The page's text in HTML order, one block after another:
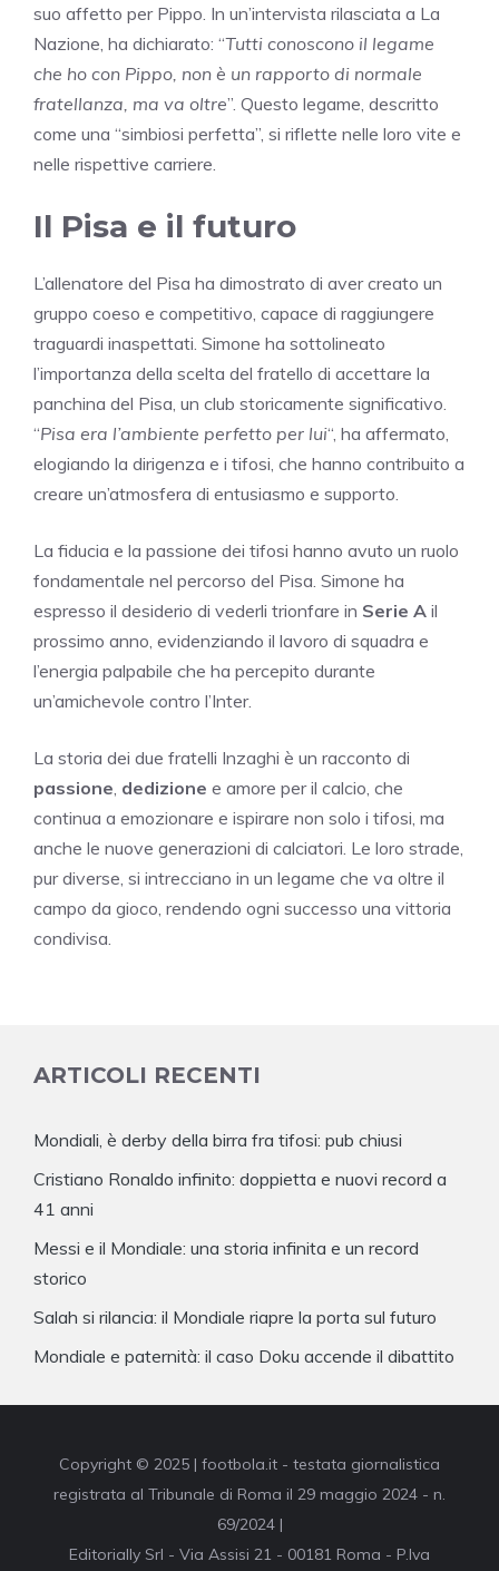
suo affetto per Pippo. In un’intervista rilasciata a La
Nazione, ha dichiarato: “Tutti conoscono il legame
che ho con Pippo, non è un rapporto di normale
fratellanza, ma va oltre”. Questo legame, descritto
come una “simbiosi perfetta”, si riflette nelle loro vite e
nelle rispettive carriere.
Il Pisa e il futuro
L’allenatore del Pisa ha dimostrato di aver creato un
gruppo coeso e competitivo, capace di raggiungere
traguardi inaspettati. Simone ha sottolineato
l’importanza della scelta del fratello di accettare la
panchina del Pisa, un club storicamente significativo.
“Pisa era l’ambiente perfetto per lui“, ha affermato,
elogiando la dirigenza e i tifosi, che hanno contribuito a
creare un’atmosfera di entusiasmo e supporto.
La fiducia e la passione dei tifosi hanno avuto un ruolo
fondamentale nel percorso del Pisa. Simone ha
espresso il desiderio di vederli trionfare in Serie A il
prossimo anno, evidenziando il lavoro di squadra e
l’energia palpabile che ha percepito durante
un’amichevole contro l’Inter.
La storia dei due fratelli Inzaghi è un racconto di
passione dedizione e amore per il calcio, che
continua a emozionare e ispirare non solo i tifosi, ma
anche le nuove generazioni di calciatori. Le loro strade,
pur diverse, si intrecciano in un legame che va oltre il
campo da gioco, rendendo ogni successo una vittoria
condivisa.
ARTICOLI RECENTI
Mondiali, è derby della birra fra tifosi: pub chiusi
Cristiano Ronaldo infinito: doppietta e nuovi record a
41 anni
Messi e il Mondiale: una storia infinita e un record
storico
Salah si rilancia: il Mondiale riapre la porta sul futuro
Mondiale e paternità: il caso Doku accende il dibattito
Copyright © 2025 | footbola.it - testata giornalistica
registrata al Tribunale di Roma il 29 maggio 2024 - n.
69/2024 |
Editorially Srl - Via Assisi 21 - 00181 Roma - P.Iva